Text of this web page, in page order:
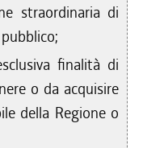
straordinaria di
finalità di
o da acquisire
della Regione o